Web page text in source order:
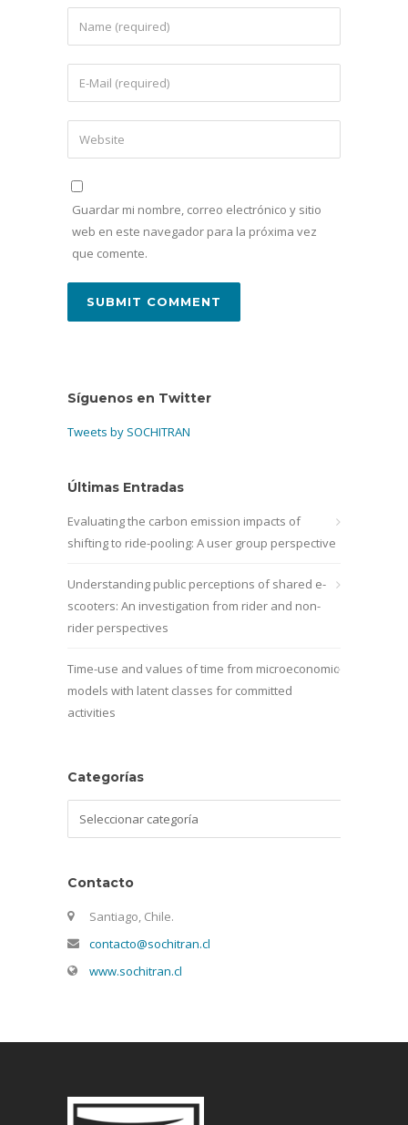
Guardar mi nombre, correo electrónico y sitio
web en este navegador para la próxima vez
que comente.
Síguenos en Twitter
Tweets by SOCHITRAN
Últimas Entradas
Evaluating the carbon emission impacts of
shifting to ride-pooling: A user group perspective
Understanding public perceptions of shared e-
scooters: An investigation from rider and non-
rider perspectives
Time-use and values of time from microeconomic
models with latent classes for committed
activities
Categorías
Contacto
Santiago, Chile.
contacto@sochitran.cl
www.sochitran.cl